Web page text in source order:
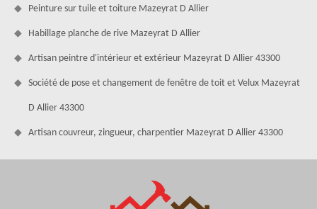
Peinture sur tuile et toiture Mazeyrat D Allier
Habillage planche de rive Mazeyrat D Allier
Artisan peintre d'intérieur et extérieur Mazeyrat D Allier 43300
Société de pose et changement de fenêtre de toit et Velux Mazeyrat
D Allier 43300
Artisan couvreur, zingueur, charpentier Mazeyrat D Allier 43300